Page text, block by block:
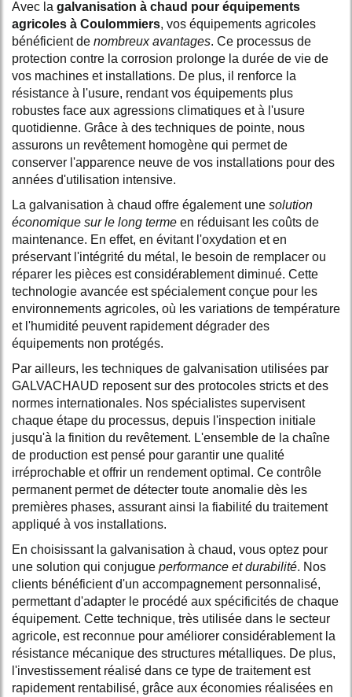
Avec la galvanisation à chaud pour équipements
agricoles à Coulommiers, vos équipements agricoles
bénéficient de nombreux avantages. Ce processus de
protection contre la corrosion prolonge la durée de vie de
vos machines et installations. De plus, il renforce la
résistance à l'usure, rendant vos équipements plus
robustes face aux agressions climatiques et à l'usure
quotidienne. Grâce à des techniques de pointe, nous
assurons un revêtement homogène qui permet de
conserver l'apparence neuve de vos installations pour des
années d'utilisation intensive.
La galvanisation à chaud offre également une solution
économique sur le long terme en réduisant les coûts de
maintenance. En effet, en évitant l'oxydation et en
préservant l'intégrité du métal, le besoin de remplacer ou
réparer les pièces est considérablement diminué. Cette
technologie avancée est spécialement conçue pour les
environnements agricoles, où les variations de température
et l'humidité peuvent rapidement dégrader des
équipements non protégés.
Par ailleurs, les techniques de galvanisation utilisées par
GALVACHAUD reposent sur des protocoles stricts et des
normes internationales. Nos spécialistes supervisent
chaque étape du processus, depuis l'inspection initiale
jusqu'à la finition du revêtement. L'ensemble de la chaîne
de production est pensé pour garantir une qualité
irréprochable et offrir un rendement optimal. Ce contrôle
permanent permet de détecter toute anomalie dès les
premières phases, assurant ainsi la fiabilité du traitement
appliqué à vos installations.
En choisissant la galvanisation à chaud, vous optez pour
une solution qui conjugue performance et durabilité. Nos
clients bénéficient d'un accompagnement personnalisé,
permettant d'adapter le procédé aux spécificités de chaque
équipement. Cette technique, très utilisée dans le secteur
agricole, est reconnue pour améliorer considérablement la
résistance mécanique des structures métalliques. De plus,
l'investissement réalisé dans ce type de traitement est
rapidement rentabilisé, grâce aux économies réalisées en